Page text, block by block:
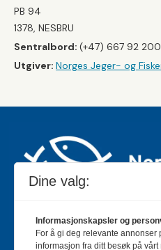
PB 94
1378, NESBRU
Sentralbord: (+47) 667 92 200
Utgiver: Norges Jeger- og
Jakt & Fiske er landets
Dine valg:
Informasjonskapsler og
For å gi deg relevante annonser
informasjon fra ditt besøk på